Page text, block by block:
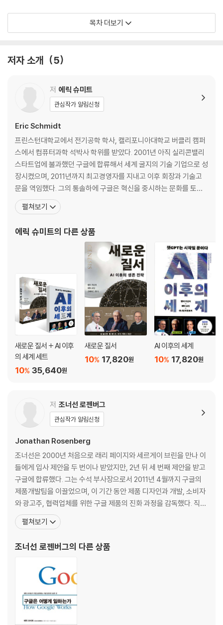
옮긴이의 글: 실리콘밸리의 전설적 코치
추천사: 당신과 함께 일한 사람 중 훌륭한 리더로 성장한 사람은 몇 명인가
목차 더보기
저자 소개 5
저 에릭 슈미트
관심작가 알림신청
Eric Schmidt
프린스턴대학교에서 전기공학 학사, 캘리포니아대학교 버클리 캠퍼
스에서 컴퓨터과학 석박사 학위를 받았다. 2001년 아직 실리콘밸리
스타트업에 불과했던 구글에 합류해서 세계 굴지의 기술 기업으로 성
장시켰으며, 2011년까지 최고경영자를 지내고 이후 회장과 기술고
문을 역임했다. 그의 통솔하에 구글은 혁신을 중시하는 문화를 토대
로 급속히 인프라를 확장하고 제품을 다각화했다. 구글에서 나와 201
7년에는 공익에 기여하는 우수한 인재를 선도적으로 지원하는 자선
이후 더 밝은 미래를 건설할 방안을 모색하는 팟캐스트 〈에
펼쳐보기
에릭 슈미트의 다른 상품
새로운 질서 + AI 이후
의 세계 세트
35,640원
10%
새로운 질서
17,820원
10%
AI 이후의 세계
17,820원
10%
저 조너선 로젠버그
관심작가 알림신청
Jonathan Rosenberg
조너선은 2000년 처음으로 래리 페이지와 세르게이 브린을 만나 이
들에게 입사 제안을 두 번이나 받았지만, 2년 뒤 세 번째 제안을 받고
구글에 합류했다. 그는 수석 부사장으로서 2011년 4월까지 구글의
제품개발팀을 이끌었으며, 이 기간 동안 제품 디자인과 개발, 소비자
와 광고주, 협력업체를 위한 구글 제품의 진화 과정을 감독했다. 직원
채용 과정의 질적 발전에 힘썼으며 소통과 마케팅 업무의 정착에 영
향을 주었다. 현재 구글 CEO 래리 페이지의 고문인 그는 구글에 들어
컴퓨터에서 이월드eWorld 제품라인을 관리했으
펼쳐보기
조너선 로젠버그의 다른 상품